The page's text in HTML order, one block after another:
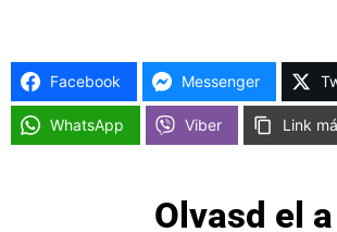
Facebook Messenger
WhatsApp Viber Link
Olvasd el a